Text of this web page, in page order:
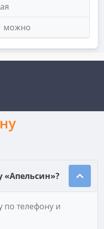
можно
«Апельсин»?
по телефону и